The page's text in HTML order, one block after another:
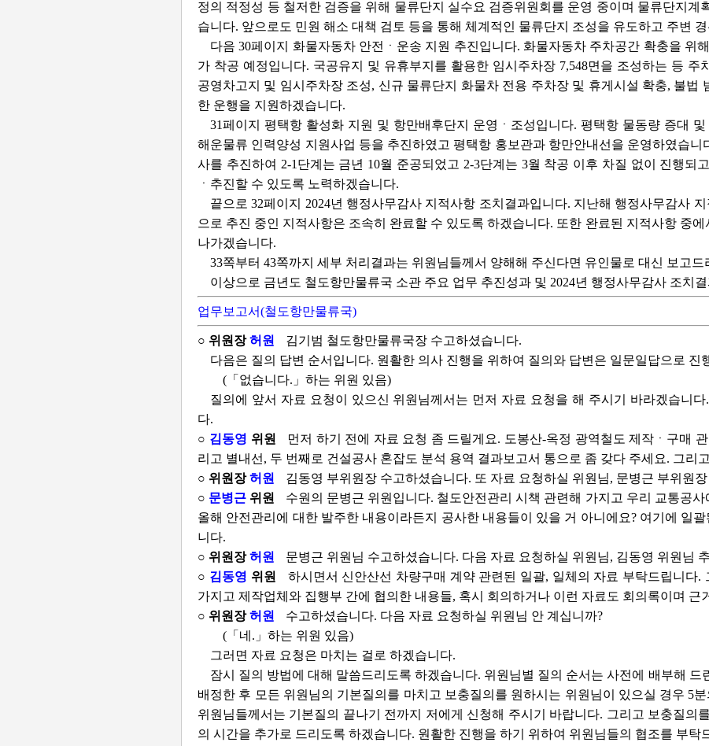
정의 적정성 등 철저한 검증을 위해 물류단지 실수요 검증위원회를 운영 중이며 물류단지
습니다. 앞으로도 민원 해소 대책 검토 등을 통해 체계적인 물류단지 조성을 유도하고 주변
다음 30페이지 화물자동차 안전ㆍ운송 지원 추진입니다. 화물자동차 주차공간 확충을 위
가 착공 예정입니다. 국공유지 및 유휴부지를 활용한 임시주차장 7,548면을 조성하는 등
공영차고지 및 임시주차장 조성, 신규 물류단지 화물차 전용 주차장 및 휴게시설 확충, 불
한 운행을 지원하겠습니다.
31페이지 평택항 활성화 지원 및 항만배후단지 운영ㆍ조성입니다. 평택항 물동량 증대
해운물류 인력양성 지원사업 등을 추진하였고 평택항 홍보관과 항만안내선을 운영하였습
사를 추진하여 2-1단계는 금년 10월 준공되었고 2-3단계는 3월 착공 이후 차질 없이 진행되
ㆍ추진할 수 있도록 노력하겠습니다.
끝으로 32페이지 2024년 행정사무감사 지적사항 조치결과입니다. 지난해 행정사무감사
으로 추진 중인 지적사항은 조속히 완료할 수 있도록 하겠습니다. 또한 완료된 지적사항 중
나가겠습니다.
33쪽부터 43쪽까지 세부 처리결과는 위원님들께서 양해해 주신다면 유인물로 대신 보고드
이상으로 금년도 철도항만물류국 소관 주요 업무 추진성과 및 2024년 행정사무감사 조치
업무보고서(철도항만물류국)
○ 위원장허원
김기범 철도항만물류국장 수고하셨습니다.
다음은 질의 답변 순서입니다. 원활한 의사 진행을 위하여 질의와 답변은 일문일답으로 진
(「없습니다.」하는 위원 있음)
질의에 앞서 자료 요청이 있으신 위원님께서는 먼저 자료 요청을 해 주시기 바라겠습니
다.
○ 김동영 위원
먼저 하기 전에 자료 요청 좀 드릴게요. 도봉산-옥정 광역철도 제작ㆍ구매
리고 별내선, 두 번째로 건설공사 혼잡도 분석 용역 결과보고서 통으로 좀 갖다 주세요. 그
○ 위원장허원
김동영 부위원장 수고하셨습니다. 또 자료 요청하실 위원님, 문병근 부위원
○ 문병근 위원
수원의 문병근 위원입니다. 철도안전관리 시책 관련해 가지고 우리 교통공
올해 안전관리에 대한 발주한 내용이라든지 공사한 내용들이 있을 거 아니에요? 여기에 일
니다.
○ 위원장허원
문병근 위원님 수고하셨습니다. 다음 자료 요청하실 위원님, 김동영 위원님
○ 김동영 위원
하시면서 신안산선 차량구매 계약 관련된 일괄, 일체의 자료 부탁드립니다
가지고 제작업체와 집행부 간에 협의한 내용들, 혹시 회의하거나 이런 자료도 회의록이며
○ 위원장허원
수고하셨습니다. 다음 자료 요청하실 위원님 안 계십니까?
(「네.」하는 위원 있음)
그러면 자료 요청은 마치는 걸로 하겠습니다.
잠시 질의 방법에 대해 말씀드리도록 하겠습니다. 위원님별 질의 순서는 사전에 배부해
배정한 후 모든 위원님의 기본질의를 마치고 보충질의를 원하시는 위원님이 있으실 경우 5
위원님들께서는 기본질의 끝나기 전까지 저에게 신청해 주시기 바랍니다. 그리고 보충질의
의 시간을 추가로 드리도록 하겠습니다. 원활한 진행을 하기 위하여 위원님들의 협조를 부탁